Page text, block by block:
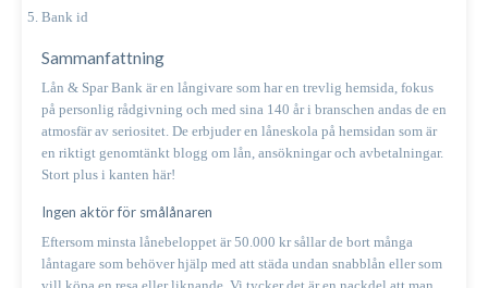
Bank id
Sammanfattning
Lån & Spar Bank är en långivare som har en trevlig hemsida, fokus
på personlig rådgivning och med sina 140 år i branschen andas de en
atmosfär av seriositet. De erbjuder en låneskola på hemsidan som är
en riktigt genomtänkt blogg om lån, ansökningar och avbetalningar.
Stort plus i kanten här!
Ingen aktör för smålånaren
Eftersom minsta lånebeloppet är 50.000 kr sållar de bort många
låntagare som behöver hjälp med att städa undan snabblån eller som